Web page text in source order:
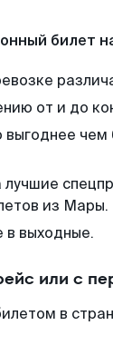
билет
от и до
выгоднее
из Мары.
в выходные.
или с
в